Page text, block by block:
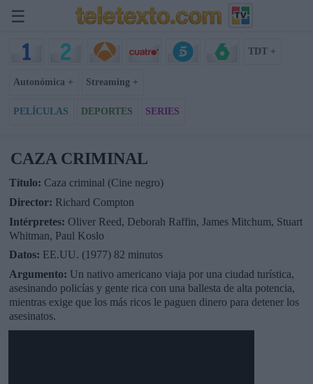
☰
TDT +
Autonómica + Streaming +
PELÍCULAS DEPORTES SERIES
CAZA CRIMINAL
Título: Caza criminal (Cine negro)
Director: Richard Compton
Intérpretes: Oliver Reed, Deborah Raffin, James Mitchum, Stuart
Whitman, Paul Koslo
Datos: EE.UU. (1977) 82 minutos
Argumento: Un nativo americano viaja por una ciudad turística,
asesinando policías y gente rica con una ballesta de alta potencia,
mientras exige que los más ricos le paguen dinero para detener los
asesinatos.